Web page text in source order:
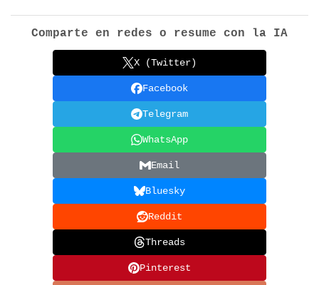
Comparte en redes o resume con la IA
X (Twitter)
Facebook
Telegram
WhatsApp
Email
Bluesky
Reddit
Threads
Pinterest